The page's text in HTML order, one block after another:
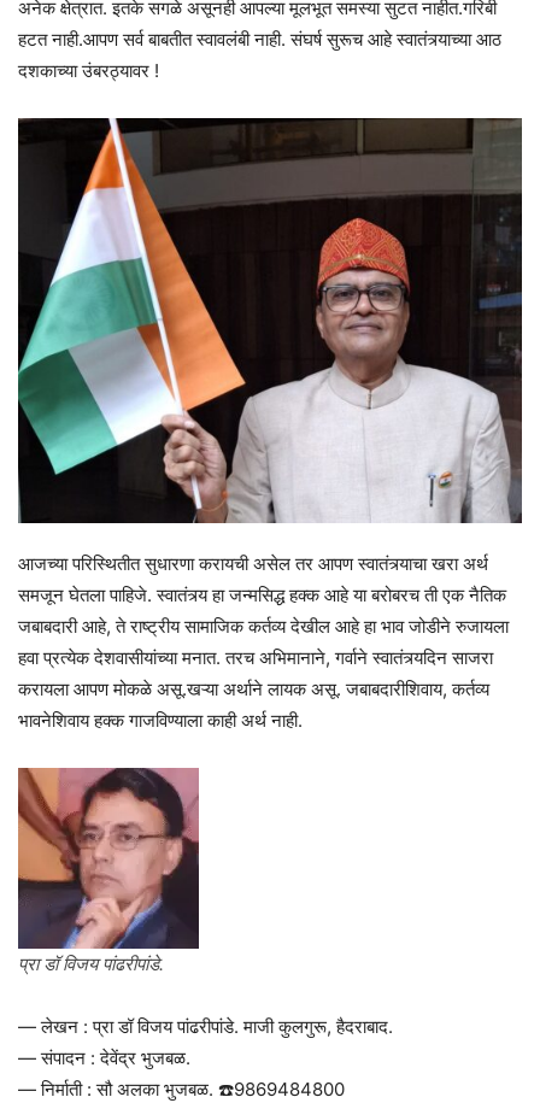
अनेक क्षेत्रात. इतके सगळे असूनही आपल्या मूलभूत समस्या सुटत नाहीत.गरिबी
हटत नाही.आपण सर्व बाबतीत स्वावलंबी नाही. संघर्ष सुरूच आहे स्वातंत्र्याच्या आठ
दशकाच्या उंबरठ्यावर !
आजच्या परिस्थितीत सुधारणा करायची असेल तर आपण स्वातंत्र्याचा खरा अर्थ
समजून घेतला पाहिजे. स्वातंत्र्य हा जन्मसिद्ध हक्क आहे या बरोबरच ती एक नैतिक
जबाबदारी आहे, ते राष्ट्रीय सामाजिक कर्तव्य देखील आहे हा भाव जोडीने रुजायला
हवा प्रत्येक देशवासीयांच्या मनात. तरच अभिमानाने, गर्वाने स्वातंत्र्यदिन साजरा
करायला आपण मोकळे असू.खऱ्या अर्थाने लायक असू. जबाबदारीशिवाय, कर्तव्य
भावनेशिवाय हक्क गाजविण्याला काही अर्थ नाही.
प्रा डॉ विजय पांढरीपांडे.
— लेखन : प्रा डॉ विजय पांढरीपांडे. माजी कुलगुरू, हैदराबाद.
— संपादन : देवेंद्र भुजबळ.
— निर्माती : सौ अलका भुजबळ. ☎️9869484800